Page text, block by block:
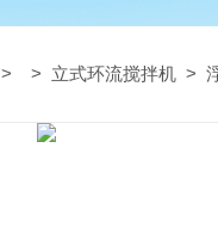
> > 立式环流搅拌机 >